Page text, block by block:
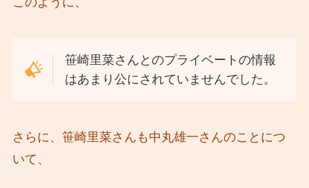
笹崎里菜さんとのプライベートの情報
はあまり公にされていませんでした。
さらに、笹崎里菜さんも中丸雄一さんのことにつ
いて、